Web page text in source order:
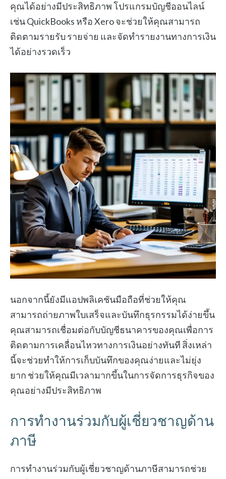
คุณได้อย่างมีประสิทธิภาพ โปรแกรมบัญชีออนไลน์
เช่น QuickBooks หรือ Xero จะช่วยให้คุณสามารถ
ติดตามรายรับ รายจ่าย และจัดทำรายงานทางการเงิน
ได้อย่างรวดเร็ว
นอกจากนี้ยังมีแอปพลิเคชันมือถือที่ช่วยให้คุณ
สามารถถ่ายภาพใบเสร็จและบันทึกธุรกรรมได้ง่ายขึ้น
คุณสามารถเชื่อมต่อกับบัญชีธนาคารของคุณเพื่อการ
ติดตามการเคลื่อนไหวทางการเงินอย่างทันที สิ่งเหล่า
นี้จะช่วยทำให้การเก็บบันทึกของคุณง่ายและไม่ยุ่ง
ยาก ช่วยให้คุณมีเวลามากขึ้นในการจัดการธุรกิจของ
คุณอย่างมีประสิทธิภาพ
การทำงานร่วมกับผู้เชี่ยวชาญด้าน
ภาษี
การทำงานร่วมกับผู้เชี่ยวชาญด้านภาษีสามารถช่วย